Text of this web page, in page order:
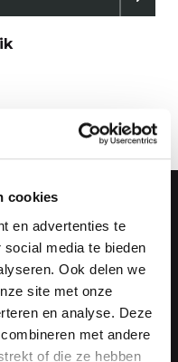
cookies
en advertenties te
media te bieden
Ook delen we
site met onze
en analyse. Deze
met andere
of die ze hebben